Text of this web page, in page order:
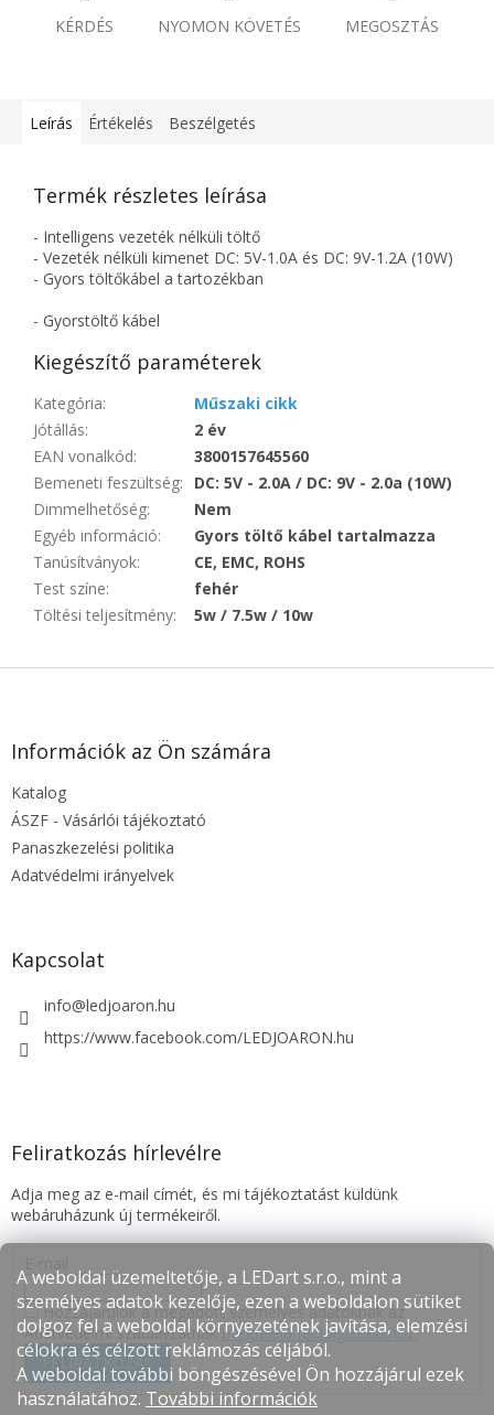
A weboldal üzemeltetője, a LEDart s.r.o., mint a
személyes adatok kezelője, ezen a weboldalon sütiket
dolgoz fel a weboldal környezetének javítása, elemzési
célokra és célzott reklámozás céljából.
A weboldal további böngészésével Ön hozzájárul ezek
használatához. További információk
KÉRDÉS NYOMON KÖVETÉS MEGOSZTÁS
Leírás Értékelés Beszélgetés
Termék részletes leírása
- Intelligens vezeték nélküli töltő
- Vezeték nélküli kimenet DC: 5V-1.0A és DC: 9V-1.2A (10W)
- Gyors töltőkábel a tartozékban
- Gyorstöltő kábel
Kiegészítő paraméterek
Kategória:
Műszaki cikk
Jótállás:
2 év
EAN vonalkód:
3800157645560
Bemeneti feszültség:
DC: 5V - 2.0A / DC: 9V - 2.0a (10W)
Dimmelhetőség:
Nem
Egyéb információ:
Gyors töltő kábel tartalmazza
Tanúsítványok:
CE, EMC, ROHS
Test színe:
fehér
Töltési teljesítmény: 5w / 7.5w / 10w
L
Információk az Ön számára
Katalog
ÁSZF - Vásárlói tájékoztató
Panaszkezelési politika
Adatvédelmi irányelvek
Kapcsolat
info@ledjoaron.hu
https://www.facebook.com/LEDJOARON.hu
Feliratkozás hírlevélre
Adja meg az e-mail címét, és mi tájékoztatást küldünk
webáruházunk új termékeiről.
Hozzájárulok a megadott személyes adatoknak az
Adatvédelmi szabályzatnak megfelelő feldolgozásához.
FELIRATKOZÁS